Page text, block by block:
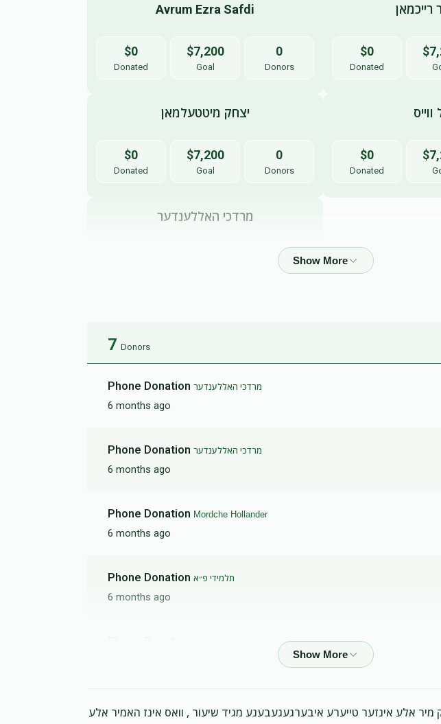
Avrum Ezra Safdi
$0
Donated
$7,200
Goal
0
Donors
רייכמאן
$0
Donated
יצחק מיטטעלמאן
$0
Donated
$7,200
Goal
0
Donors
$0
Donated
מרדכי האללענדער
4
Donors
7 Donors
Phone Donation מרדכי האללענדער
6 months ago
Phone Donation מרדכי האללענדער
6 months ago
Phone Donation Mordche Hollander
6 months ago
Phone Donation תלמידי פ״א
6 months ago
מיר אלע אינזער טייערע איבערגעגעבענע מגיד שיעור , וואס אינז האמיר אלע